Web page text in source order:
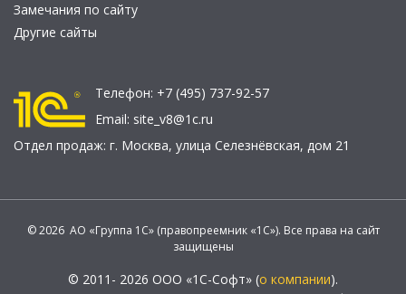
Замечания по сайту
Другие сайты
Телефон: +7 (495) 737-92-57
Email: site_v8@1c.ru
Отдел продаж: г. Москва, улица Селезнёвская, дом 21
© 2026 АО «Группа 1С» (правопреемник «1С»). Все права на сайт
защищены
© 2011- 2026 ООО «1С-Софт» (о компании).